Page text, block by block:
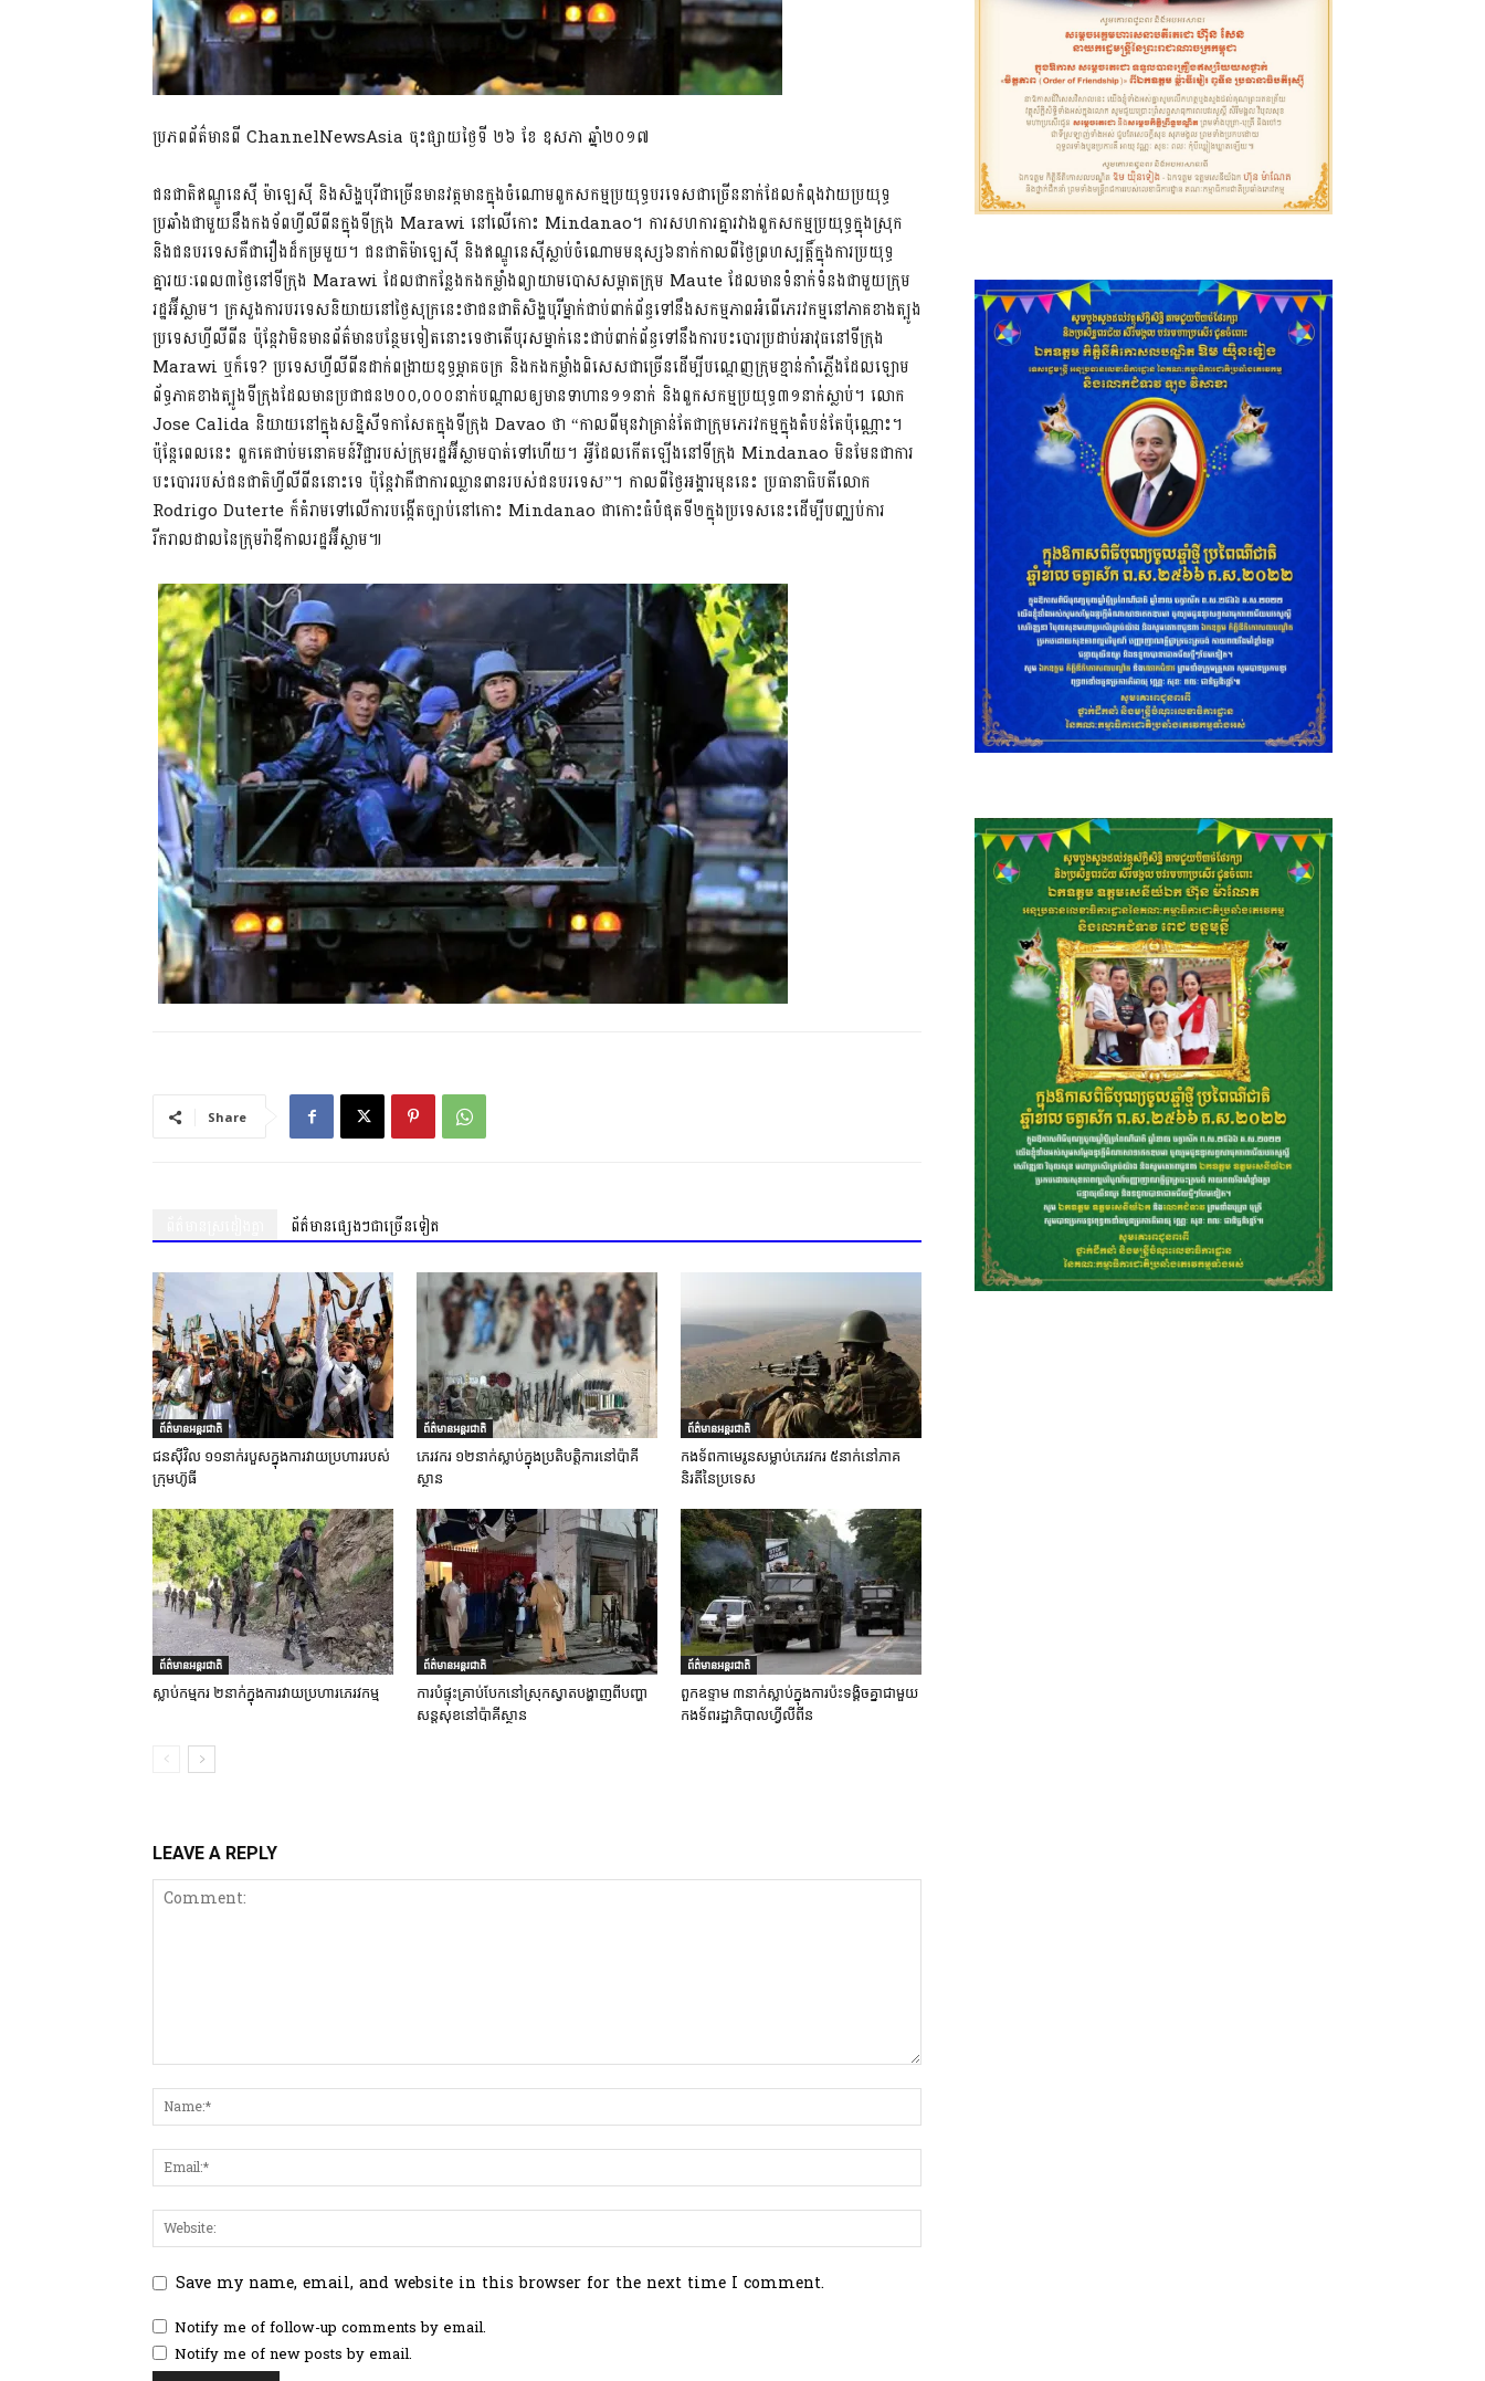
ប្រភពព័ត៌មានពី ChannelNewsAsia ចុះផ្សាយថ្ងៃទី ២៦ ខែ ឧសភា ឆ្នាំ២០១៧
ជនជាតិឥណ្ឌូនេស៊ី ម៉ាឡេស៊ី និងសិង្ហបុរីជាច្រើនមានវត្តមានក្នុងចំណោមពួកសកម្មប្រយុទ្ធបរទេសជាច្រើននាក់ដែលកំពុងវាយប្រយុទ្ធ
ប្រឆាំងជាមួយនឹងកងទ័ពហ្វីលីពីនក្នុងទីក្រុង Marawi នៅលើកោះ Mindanao។ ការសហការគ្នារវាងពួកសកម្មប្រយុទ្ធក្នុងស្រុក
និងជនបរទេសគឺជារឿងដ៏កម្រមួយ។ ជនជាតិម៉ាឡេស៊ី និងឥណ្ឌូនេស៊ីស្លាប់ចំណោមមនុស្ស៦នាក់កាលពីថ្ងៃព្រហស្បត្តិ៍ក្នុងការប្រយុទ្ធ
គ្នារយៈពេល៣ថ្ងៃនៅទីក្រុង Marawi ដែលជាកន្លែងកងកម្លាំងព្យាយាមបោសសម្អាតក្រុម Maute ដែលមានទំនាក់ទំនងជាមួយក្រុម
រដ្ឋអ៊ីស្លាម។ ក្រសួងការបរទេសនិយាយនៅថ្ងៃសុក្រនេះថាជនជាតិសិង្ហបុរីម្នាក់ជាប់ពាក់ព័ន្ធទៅនឹងសកម្មភាពអំពើភេរវកម្មនៅភាគខាងត្បូង
ប្រទេសហ្វីលីពីន ប៉ុន្តែវាមិនមានព័ត៌មានបន្ថែមទៀតនោះទេថាតើបុរសម្នាក់នេះជាប់ពាក់ព័ន្ធទៅនឹងការបះបោរប្រដាប់អាវុធនៅទីក្រុង
Marawi ឬក៏ទេ? ប្រទេសហ្វីលីពីនដាក់ពង្រាយឧទ្ធម្ភាគចក្រ និងកងកម្លាំងពិសេសជាច្រើនដើម្បីបណ្តេញក្រុមខ្មាន់កាំភ្លើងដែលឡោម
ព័ទ្ធភាគខាងត្បូងទីក្រុងដែលមានប្រជាជន២០០,០០០នាក់បណ្តាលឲ្យមានទាហាន១១នាក់ និងពួកសកម្មប្រយុទ្ធ៣១នាក់ស្លាប់។ លោក
Jose Calida និយាយនៅក្នុងសន្និសីទកាសែតក្នុងទីក្រុង Davao ថា “កាលពីមុនវាគ្រាន់តែជាក្រុមភេរវកម្មក្នុងតំបន់តែប៉ុណ្ណោះ។
ប៉ុន្តែពេលនេះ ពួកគេជាប់មនោគមន៍វិជ្ជារបស់ក្រុមរដ្ឋអ៊ីស្លាមបាត់ទៅហើយ។ អ្វីដែលកើតឡើងនៅទីក្រុង Mindanao មិនមែនជាការ
បះបោររបស់ជនជាតិហ្វីលីពីននោះទេ ប៉ុន្តែវាគឺជាការឈ្លានពានរបស់ជនបរទេស”។ កាលពីថ្ងៃអង្គារមុននេះ ប្រធានាធិបតីលោក
Rodrigo Duterte ក៏គំរាមទៅលើការបង្កើតច្បាប់នៅកោះ Mindanao ជាកោះធំបំផុតទី២ក្នុងប្រទេសនេះដើម្បីបញ្ឈប់ការ
រីករាលដាលនៃក្រុមរ៉ាឌីកាលរដ្ឋអ៊ីស្លាម៕
Share
ព័ត៌មានផ្សេងៗជាច្រើនទៀត
ព័ត៌មានអន្តរជាតិ
ជនស៊ីវិល ១១នាក់របួសក្នុងការវាយប្រហាររបស់
ក្រុមហ៊ូធី
ព័ត៌មានអន្តរជាតិ
ភេរវករ ១២នាក់ស្លាប់ក្នុងប្រតិបត្តិការនៅប៉ាគី
ស្ថាន
ព័ត៌មានអន្តរជាតិ
កងទ័ពកាមេរូនសម្លាប់ភេរវករ ៥នាក់នៅភាគ
និរតីនៃប្រទេស
ព័ត៌មានអន្តរជាតិ
ស្លាប់កម្មករ ២នាក់ក្នុងការវាយប្រហារភេរវកម្ម
ព័ត៌មានអន្តរជាតិ
ការបំផ្ទុះគ្រាប់បែកនៅស្រុកស្វាតបង្ហាញពីបញ្ហា
សន្តសុខនៅប៉ាគីស្ថាន
ព័ត៌មានអន្តរជាតិ
ពួកឧទ្ទាម ៣នាក់ស្លាប់ក្នុងការប៉ះទង្គិចគ្នាជាមួយ
កងទ័ពរដ្ឋាភិបាលហ្វីលីពីន
LEAVE A REPLY
Save my name, email, and website in this browser for the next time I comment.
Notify me of follow-up comments by email.
Notify me of new posts by email.